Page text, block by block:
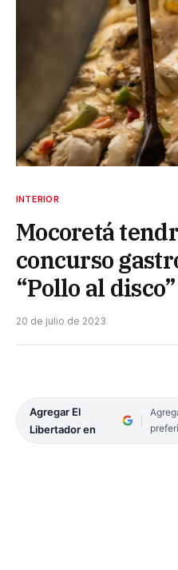
INTERIOR
Mocoretá
concurso
“Pollo al disco”
20 de julio de 2023
Agregar El
Libertador en